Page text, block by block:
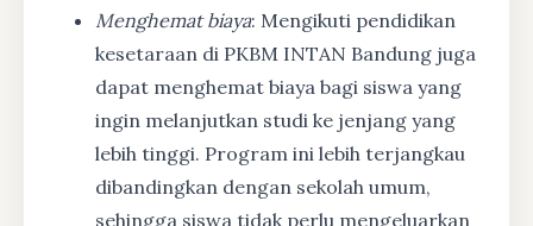
Menghemat biaya: Mengikuti pendidikan
kesetaraan di PKBM INTAN Bandung juga
dapat menghemat biaya bagi siswa yang
ingin melanjutkan studi ke jenjang yang
lebih tinggi. Program ini lebih terjangkau
dibandingkan dengan sekolah umum,
sehingga siswa tidak perlu mengeluarkan